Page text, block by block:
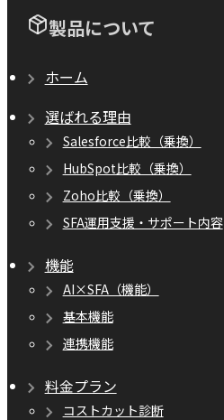
製品について
ホーム
選ばれる理由
Salesforce比較（乗換）
HubSpot比較（乗換）
Zoho比較（乗換）
SFA運用支援・サポート内容
機能
AI×SFA（機能）
基本機能
連携機能
料金プラン
コストカット診断